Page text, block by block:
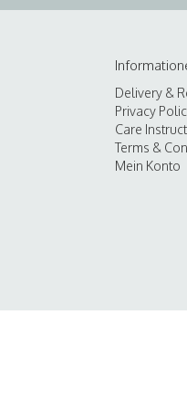
Delivery &
Privacy
Care
Terms &
Mein Konto